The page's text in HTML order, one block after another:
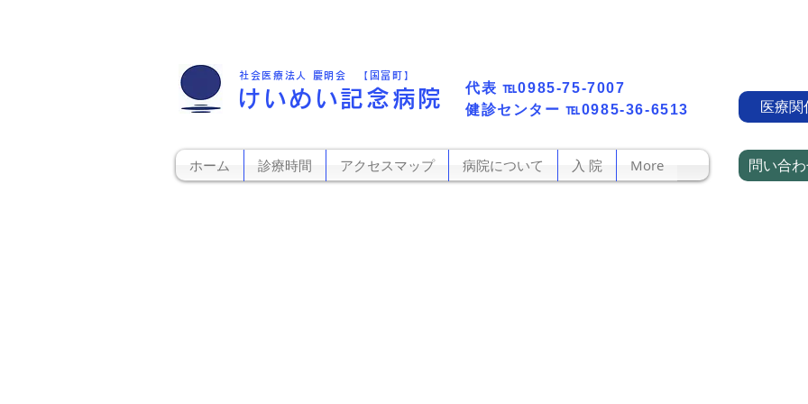
​健診センター℡0985-36-6513
社会医療法人 慶明会 【国富町】
けいめい記念病院 代表​ ℡0985-75-7007
医療関
ホーム 診療時間 アクセスマップ 病院について 入 院 More 問い合